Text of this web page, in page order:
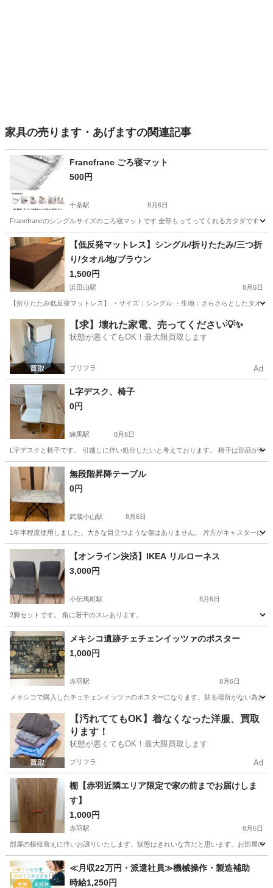
家具の売ります・あげますの関連記事
Francfranc ごろ寝マット
500円
十条駅 8月6日
Francfrancのシングルサイズのごろ寝マットです 全部もってってくれる方タダです
東京 北区 十条駅 Francfranc
【低反発マットレス】シングル/折りたたみ/三つ折
り/タオル地/ブラウン
1,500円
浜田山駅 8月6日
【折りたたみ低反発マットレス】 ・サイズ：シングル ・生地：さらさらとしたタオ
東京 杉並区 浜田山駅 ベッド
【求】壊れた家電、売ってください💡✨
状態が悪くてもOK！最大限買取します
プリフラ Ad
L字デスク、椅子
0円
練馬駅 8月6日
L字デスクと椅子です。 引越しに伴い処分したいと考えております。 椅子は部品が外
東京 練馬区 練馬駅 テーブル
無段階昇降テーブル
0円
武蔵小山駅 8月6日
1年半程度使用しました。大きな目立つような傷はありません。 片方がキャスターに
東京 目黒区 武蔵小山駅 テーブル
【オンライン決済】IKEA リルローネス
3,000円
小伝馬町駅 8月6日
2脚セットです。 角に若干のスレあります。
東京 中央区 小伝馬町駅 椅子
メキシコ遺跡チェチェンイッツァのポスター
1,000円
赤羽駅 8月6日
メキシコで購入したチェチェンイッツァのポスターになります。貼る場所がない為
東京 北区 赤羽駅 家具 メキシコ
【汚れててもOK】着なくなった洋服、買取
ります！
状態が悪くてもOK！最大限買取します
プリフラ Ad
棚【赤羽近隣エリア限定で家の前までお届けしま
す】
1,000円
赤羽駅 8月6日
部屋の模様替えに伴いお譲りいたします。状態はきれいな方だと思います。お部屋
東京 北区 赤羽駅 収納家具 状態
≪月収22万円・派遣社員≫機械操作・製造補助
時給1,250円